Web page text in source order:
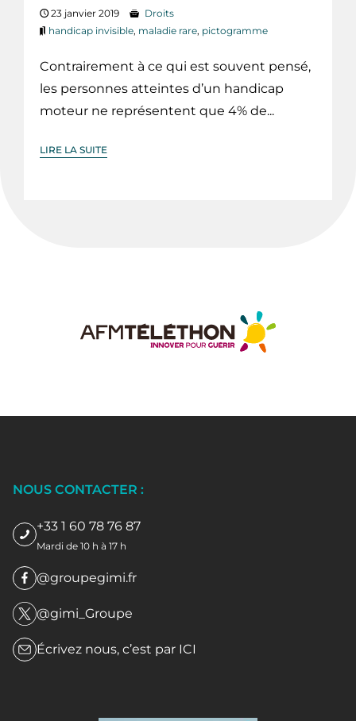
23 janvier 2019
Droits
handicap invisible, maladie rare, pictogramme
Contrairement à ce qui est souvent pensé,
les personnes atteintes d’un handicap
moteur ne représentent que 4% de...
LIRE LA SUITE
NOUS CONTACTER :
+33 1 60 78 76 87
Mardi de 10 h à 17 h
@groupegimi.fr
@gimi_Groupe
Écrivez nous, c’est par ICI